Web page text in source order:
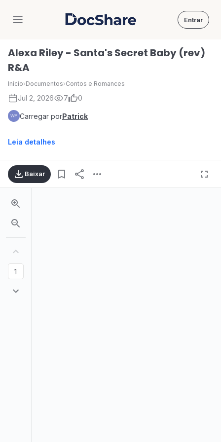
DocShare Entrar
Alexa Riley - Santa's Secret Baby (rev)
R&A
Início›Documentos›Contos e Romances
Jul 2, 2026 7 0
Carregar porPatrick
Leia detalhes
Baixar